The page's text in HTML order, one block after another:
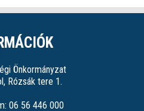
Önkormányzat
Rózsák tere 1.
06 56 446 000